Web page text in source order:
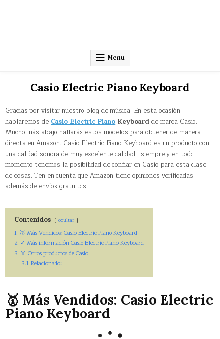
Menu
Casio Electric Piano Keyboard
Gracias por visitar nuestro blog de música. En esta ocasión
hablaremos deCasio Electric PianoKeyboardde marca Casio.
Mucho más abajo hallarás estos modelos para obtener de manera
directa en Amazon. Casio Electric Piano Keyboard es un producto con
una calidad sonora de muy excelente calidad , siempre y en todo
momento tenemos la posibilidad de confiar en Casio para esta clase
de cosas. Ten en cuenta que Amazon tiene opiniones verificadas
además de envíos gratuitos.
Contenidos ocultar
1 🥇 Más Vendidos: Casio Electric Piano Keyboard
2 ✓ Más información Casio Electric Piano Keyboard
3 🏅 Otros productos de Casio
3.1 Relacionado:
🥇 Más Vendidos: Casio Electric
Piano Keyboard